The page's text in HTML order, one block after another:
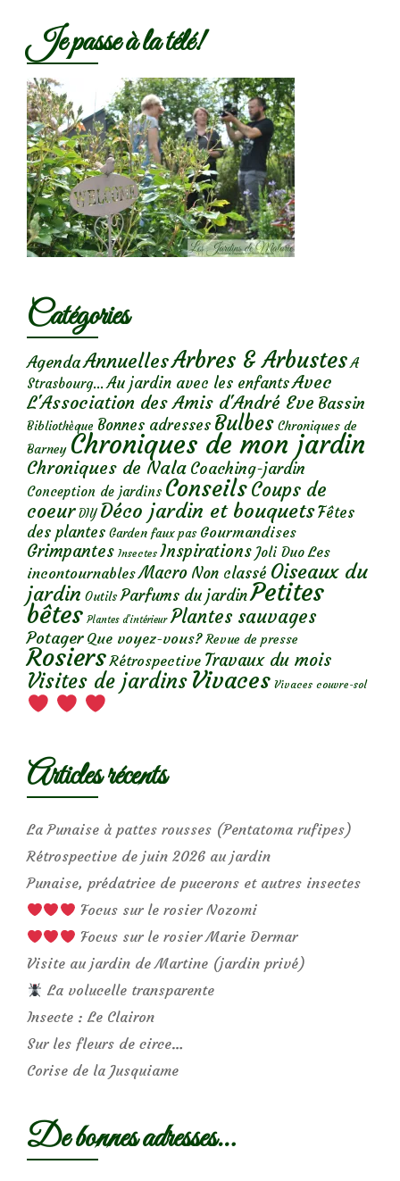
Je passe à la télé!
Catégories
AgendaAnnuellesArbres & Arbustes A
Strasbourg... Au jardin avec les enfantsAvec
L'Association des Amis d'André Eve Bassin
Bibliothèque Bonnes adresses Bulbes Chroniques de
Barney Chroniques de mon jardin
Chroniques de Nala Coaching-jardin
Conception de jardins ConseilsCoups de
coeur DIY Déco jardin et bouquetsFêtes
des plantes Garden faux pas Gourmandises
Grimpantes Insectes Inspirations Joli Duo Les
incontournables Macro Non classé Oiseaux du
jardin Outils Parfums du jardinPetites
bêtes Plantes d’intérieur Plantes sauvages
Potager Que voyez-vous? Revue de presse
Rosiers Rétrospective Travaux du mois
Visites de jardins Vivaces Vivaces couvre-sol
Articles récents
La Punaise à pattes rousses (Pentatoma rufipes)
Rétrospective de juin 2026 au jardin
Punaise, prédatrice de pucerons et autres insectes
Focus sur le rosier Nozomi
Focus sur le rosier Marie Dermar
Visite au jardin de Martine (jardin privé)
La volucelle transparente
Insecte : Le Clairon
Sur les fleurs de circe…
Corise de la Jusquiame
De bonnes adresses…